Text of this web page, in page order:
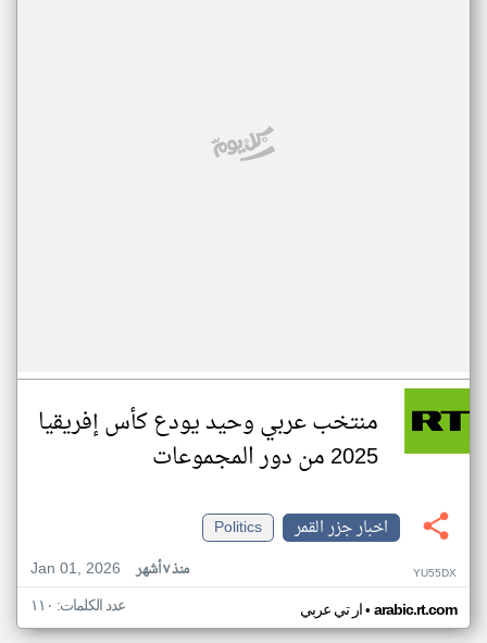
منتخب عربي وحيد يودع كأس إفريقيا
2025 من دور المجموعات
اخبار جزر القمر
Politics
Jan 01, 2026
منذ ٧ أشهر YU55DX
ار تي عربي• arabic.rt.com عدد الكلمات: ١١٠